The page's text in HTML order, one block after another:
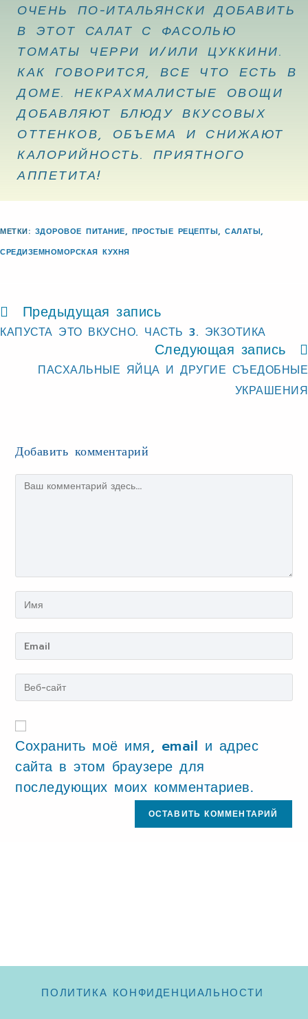
ОЧЕНЬ ПО-ИТАЛЬЯНСКИ ДОБАВИТЬ
В ЭТОТ САЛАТ С ФАСОЛЬЮ
ТОМАТЫ ЧЕРРИ И/ИЛИ ЦУККИНИ.
КАК ГОВОРИТСЯ, ВСЕ ЧТО ЕСТЬ В
ДОМЕ. НЕКРАХМАЛИСТЫЕ ОВОЩИ
ДОБАВЛЯЮТ БЛЮДУ ВКУСОВЫХ
ОТТЕНКОВ, ОБЪЕМА И СНИЖАЮТ
КАЛОРИЙНОСТЬ. ПРИЯТНОГО
АППЕТИТА!
МЕТКИ: ЗДОРОВОЕ ПИТАНИЕ, ПРОСТЫЕ РЕЦЕПТЫ, САЛАТЫ,
СРЕДИЗЕМНОМОРСКАЯ КУХНЯ
Предыдущая запись
КАПУСТА ЭТО ВКУСНО. ЧАСТЬ 3. ЭКЗОТИКА
Следующая запись
ПАСХАЛЬНЫЕ ЯЙЦА И ДРУГИЕ СЪЕДОБНЫЕ
УКРАШЕНИЯ
Добавить комментарий
Сохранить моё имя, email и адрес
сайта в этом браузере для
последующих моих комментариев.
ПОЛИТИКА КОНФИДЕНЦИАЛЬНОСТИ